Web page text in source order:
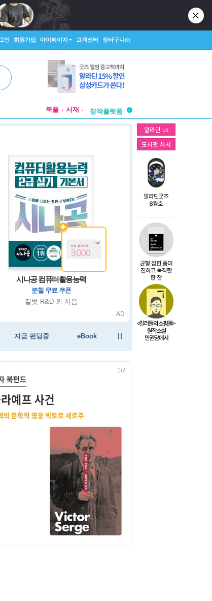
인 회원가입 마이페이지 고객센터 장바구니(0)
북플 서재
창작플랫폼
투비컨티뉴드
알라딘 us
도서관 사서
번역의 철학
AI의 시대, 인간 번역의 의미
데이미언 설스 지음, 홍한별 옮김
AD
그리하여 어느 날 사랑이여 세트
초판 한정 한지 제작본
최승자 지음
AD
내 인생 치트 키 : 실수를 삭제하..
<마이 가디언> 이재문 친필 사인본
이재문 지음, 유리 그림
AD
시나공 컴퓨터활용능력
분철 무료 쿠폰
길벗 R&D 외 지음
프로젝트 헤일메
앤디 위어 지
두 거장의 시대를
더글러스 호프스
지금 펀딩중 eBook
아스파라거스
'왜?'가 '그래서'가 되는 이
1/7